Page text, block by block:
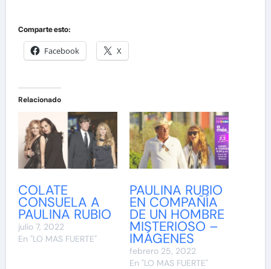
Comparte esto:
Facebook X
Relacionado
COLATE
CONSUELA A
PAULINA RUBIO
julio 7, 2022
En "LO MAS FUERTE"
PAULINA RUBIO
EN COMPAÑÍA
DE UN HOMBRE
MISTERIOSO –
IMÁGENES
febrero 25, 2022
En "LO MAS FUERTE"